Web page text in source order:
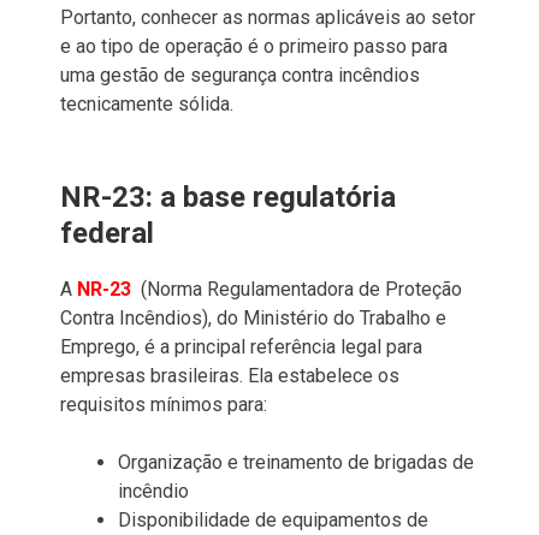
Portanto, conhecer as normas aplicáveis ao setor
e ao tipo de operação é o primeiro passo para
uma gestão de segurança contra incêndios
tecnicamente sólida.
NR-23: a base regulatória
federal
A NR-23 (Norma Regulamentadora de Proteção
Contra Incêndios), do Ministério do Trabalho e
Emprego, é a principal referência legal para
empresas brasileiras. Ela estabelece os
requisitos mínimos para:
Organização e treinamento de brigadas de
incêndio
Disponibilidade de equipamentos de